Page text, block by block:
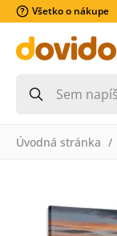
Všetko o nákupe
Úvodná stránka